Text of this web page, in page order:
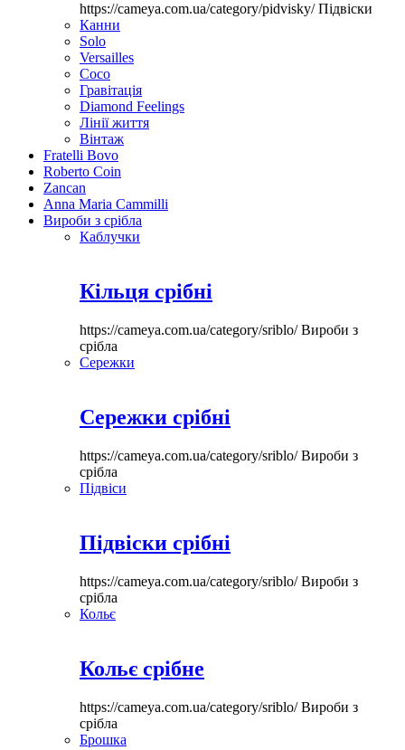
https://cameya.com.ua/category/pidvisky/Підвіски
Канни
Solo
Versailles
Coco
Гравітація
Diamond Feelings
Лінії життя
Вінтаж
Fratelli Bovo
Roberto Coin
Zancan
Anna Maria Cammilli
Вироби з срібла
Каблучки
Кільця срібні
https://cameya.com.ua/category/sriblo/Вироби з
срібла
Сережки
Сережки срібні
https://cameya.com.ua/category/sriblo/Вироби з
срібла
Підвіси
Підвіски срібні
https://cameya.com.ua/category/sriblo/Вироби з
срібла
Кольє
Кольє срібне
https://cameya.com.ua/category/sriblo/Вироби з
срібла
Брошка